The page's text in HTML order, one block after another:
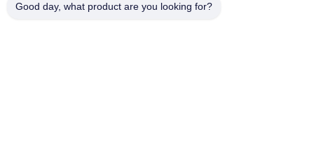
Good day, what product are you looking for?